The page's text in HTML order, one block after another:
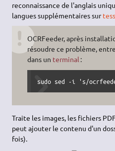
reconnaissance de l'anglais
langues supplémentaires sur
OCRFeeder, après
résoudre ce problème,
dans un terminal :
sudo sed -i 's/
Traite les images, les fichiers
peut ajouter le contenu d'un
fois).